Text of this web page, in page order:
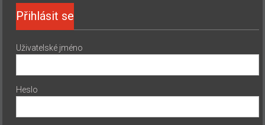
Přihlásit se
Uživatelské jméno
Heslo